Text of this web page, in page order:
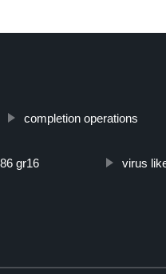
completion operations
gr16 virus